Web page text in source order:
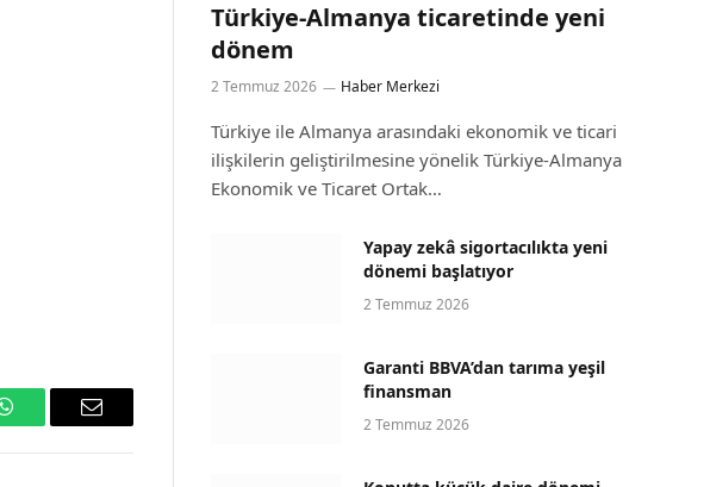
WhatsAppEmail
Türkiye-Almanya ticaretinde yeni
dönem
2 Temmuz 2026 Haber Merkezi
Türkiye ile Almanya arasındaki ekonomik ve ticari
ilişkilerin geliştirilmesine yönelik Türkiye-Almanya
Ekonomik ve Ticaret Ortak…
Yapay zekâ sigortacılıkta yeni
dönemi başlatıyor
2 Temmuz 2026
Garanti BBVA’dan tarıma yeşil
finansman
2 Temmuz 2026